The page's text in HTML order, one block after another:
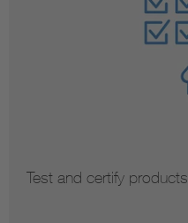
Test and certify products